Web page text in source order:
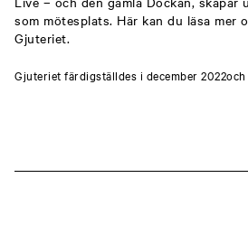
som mötesplats. Här kan du läsa mer
Gjuteriet.
Gjuteriet färdigställdes i december